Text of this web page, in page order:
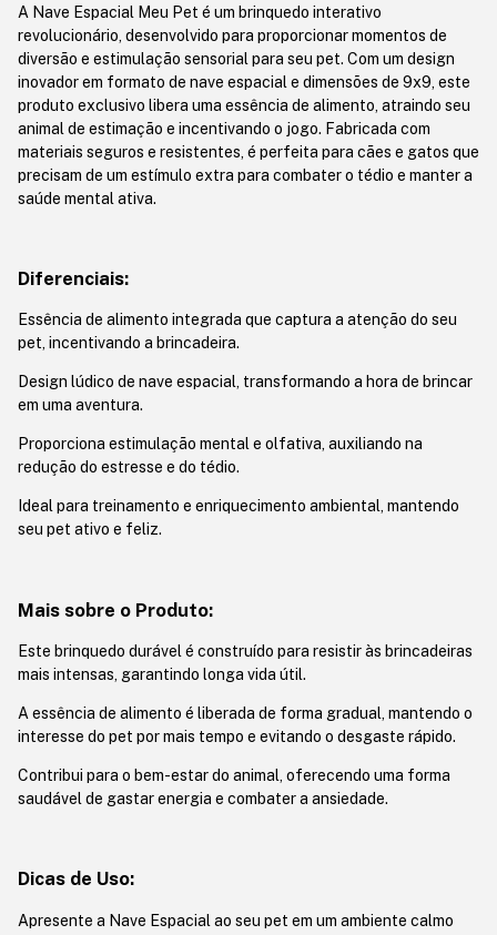
A Nave Espacial Meu Pet é um brinquedo interativo
revolucionário, desenvolvido para proporcionar momentos de
diversão e estimulação sensorial para seu pet. Com um design
inovador em formato de nave espacial e dimensões de 9x9, este
produto exclusivo libera uma essência de alimento, atraindo seu
animal de estimação e incentivando o jogo. Fabricada com
materiais seguros e resistentes, é perfeita para cães e gatos que
precisam de um estímulo extra para combater o tédio e manter a
saúde mental ativa.
Diferenciais:
Essência de alimento integrada que captura a atenção do seu
pet, incentivando a brincadeira.
Design lúdico de nave espacial, transformando a hora de brincar
em uma aventura.
Proporciona estimulação mental e olfativa, auxiliando na
redução do estresse e do tédio.
Ideal para treinamento e enriquecimento ambiental, mantendo
seu pet ativo e feliz.
Mais sobre o Produto:
Este brinquedo durável é construído para resistir às brincadeiras
mais intensas, garantindo longa vida útil.
A essência de alimento é liberada de forma gradual, mantendo o
interesse do pet por mais tempo e evitando o desgaste rápido.
Contribui para o bem-estar do animal, oferecendo uma forma
saudável de gastar energia e combater a ansiedade.
Dicas de Uso:
Apresente a Nave Espacial ao seu pet em um ambiente calmo